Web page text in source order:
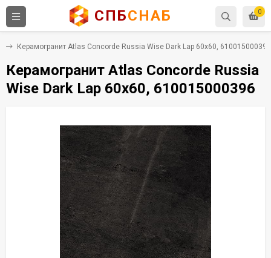
0
СПБСНАБ
Керамогранит Atlas Concorde Russia Wise Dark Lap 60x60, 610015000396
Керамогранит Atlas Concorde Russia
Wise Dark Lap 60x60, 610015000396